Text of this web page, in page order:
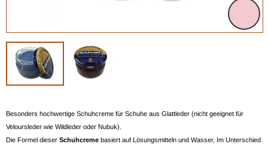
Besonders hochwertige Schuhcreme für Schuhe aus Glattleder (nicht geeignet für
Veloursleder wie Wildleder oder Nubuk).
Die Formel dieser Schuhcreme basiert auf Lösungsmitteln und Wasser, Im Unterschied